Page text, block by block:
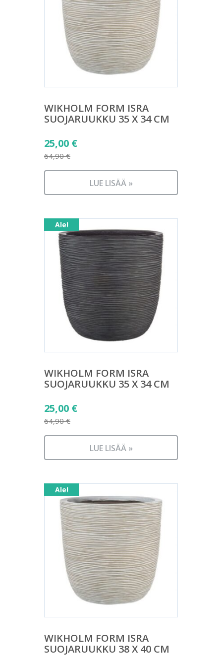
WIKHOLM FORM ISRA
SUOJARUUKKU 35 X 34 CM
64,90€
Alkuperäinen
hinta
oli:
25,00 €
Nykyinen
on:
LUE LISÄÄ »
Ale!
WIKHOLM FORM ISRA
SUOJARUUKKU 35 X 34 CM
64,90€
Alkuperäinen
hinta
oli:
25,00 €
Nykyinen
on:
LUE LISÄÄ »
Ale!
WIKHOLM FORM ISRA
SUOJARUUKKU 38 X 40 CM